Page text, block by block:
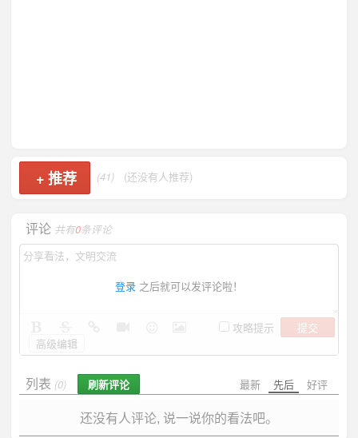
+推荐 (41) (还没有人推荐)
评论 共有0条评论
登录 之后就可以发评论啦！
攻略提示
提交
高级编辑
最新 先后 好评
列表 (0) 刷新评论
还没有人评论, 说一说你的看法吧。